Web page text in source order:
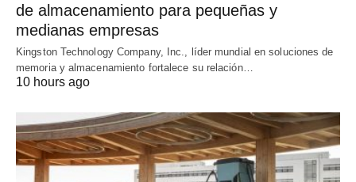
de almacenamiento para pequeñas y
medianas empresas
Kingston Technology Company, Inc., líder mundial en soluciones de
memoria y almacenamiento fortalece su relación…
10 hours ago